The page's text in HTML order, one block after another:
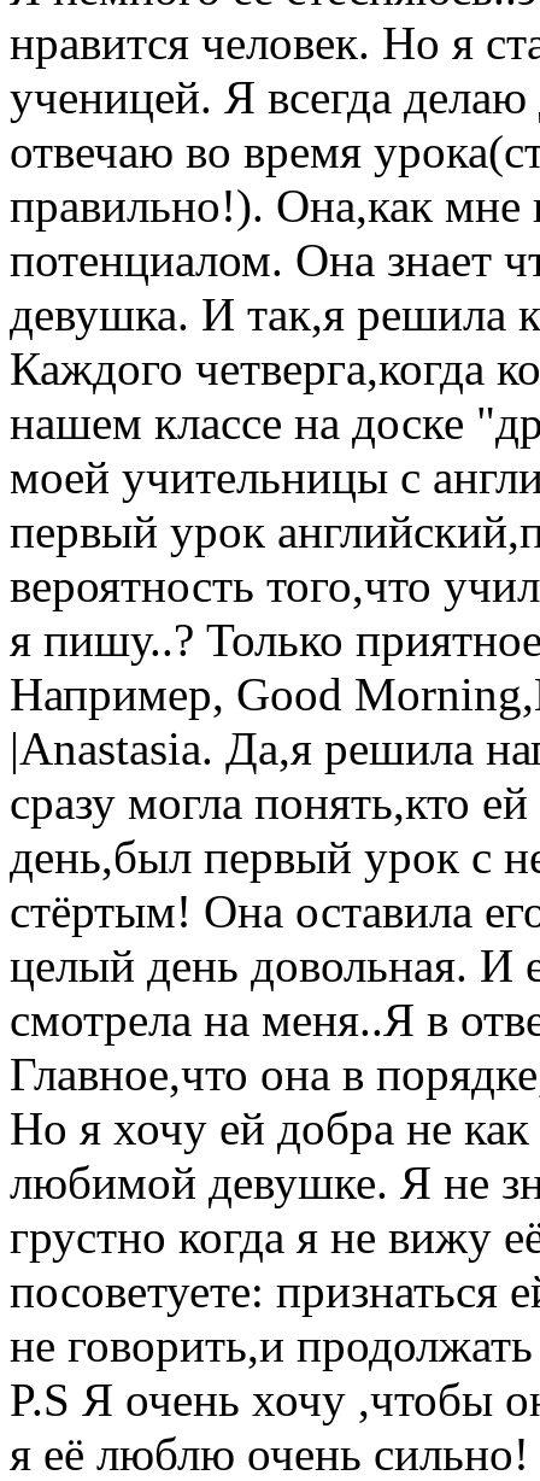
нравится человек. Но я
ученицей. Я всегда
отвечаю во время
правильно!). Она,как мне
потенциалом. Она знает
девушка. И так,я решила
Каждого четверга,когда
нашем классе на доске
моей учительницы с
первый урок
вероятность того,что
я пишу..? Только
Например, Good
|Anastasia. Да,я решила
сразу могла понять,кто
день,был первый урок с
стёртым! Она оставила
целый день довольная. И
смотрела на меня..Я в
Главное,что она в
Но я хочу ей добра не
любимой девушке. Я не
грустно когда я не вижу
посоветуете: признаться
не говорить,и
P.S Я очень хочу ,чтобы
я её люблю очень сильно!